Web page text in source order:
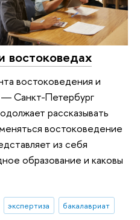
востоковедах
востоковедения и
Санкт-Петербург
рассказывать
востоковедение
из себя
образование и каковы
экспертиза бакалавриат